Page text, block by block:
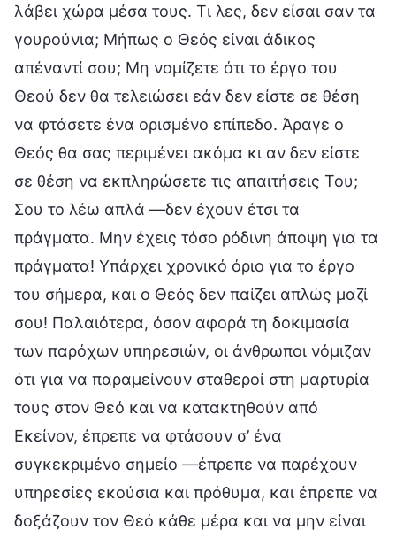
λάβει χώρα μέσα τους. Τι λες, δεν είσαι σαν τα
γουρούνια; Μήπως ο Θεός είναι άδικος
απέναντί σου; Μη νομίζετε ότι το έργο του
Θεού δεν θα τελειώσει εάν δεν είστε σε θέση
να φτάσετε ένα ορισμένο επίπεδο. Άραγε ο
Θεός θα σας περιμένει ακόμα κι αν δεν είστε
σε θέση να εκπληρώσετε τις απαιτήσεις Του;
Σου το λέω απλά —δεν έχουν έτσι τα
πράγματα. Μην έχεις τόσο ρόδινη άποψη για τα
πράγματα! Υπάρχει χρονικό όριο για το έργο
του σήμερα, και ο Θεός δεν παίζει απλώς μαζί
σου! Παλαιότερα, όσον αφορά τη δοκιμασία
των παρόχων υπηρεσιών, οι άνθρωποι νόμιζαν
ότι για να παραμείνουν σταθεροί στη μαρτυρία
τους στον Θεό και να κατακτηθούν από
Εκείνον, έπρεπε να φτάσουν σ’ ένα
συγκεκριμένο σημείο —έπρεπε να παρέχουν
υπηρεσίες εκούσια και πρόθυμα, και έπρεπε να
δοξάζουν τον Θεό κάθε μέρα και να μην είναι